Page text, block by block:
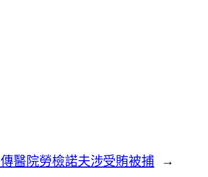
醫院勞檢諾夫涉受賄被捕 →